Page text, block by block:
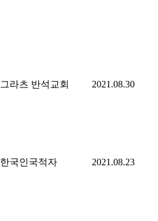
그라츠 반석교회 2021.08.30
한국인국적자 2021.08.23